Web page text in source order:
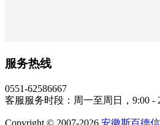
服务热线
0551-62586667
客服服务时段：周一至周日，9:00 -
Copyright © 2007-2026 安徽斯百德